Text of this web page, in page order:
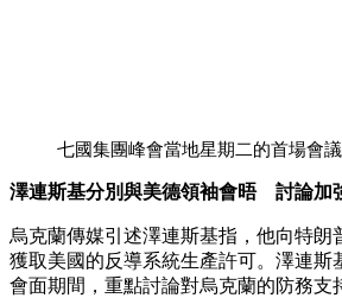
七國集團峰會當地星期二的首場會
澤連斯基分別與美德領袖會晤 討論加
烏克蘭傳媒引述澤連斯基指，他向特朗
獲取美國的反導系統生產許可。澤連斯
會面期間，重點討論對烏克蘭的防務支